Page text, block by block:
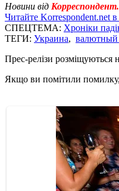
Новини від
Читайте Korrespondent.net
СПЕЦТЕМА: Хроніки
ТЕГИ: Украина,
Прес-релізи розміщуються
Якщо ви помітили помилку,